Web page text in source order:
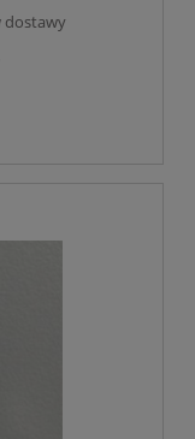
dostawy